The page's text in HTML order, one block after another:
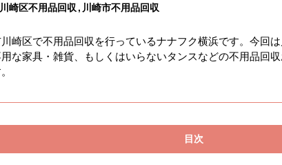
川崎区不用品回収 川崎市不用品回収
川崎区で不用品回収を行っているナナフク横浜です。今回
な家具・雑貨、もしくはいらないタンスなどの不用品回
目次